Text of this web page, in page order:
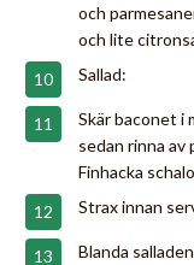
och
och lite
Sallad:
Skär baconet i
sedan rinna av
Finhacka
Strax innan
Blanda